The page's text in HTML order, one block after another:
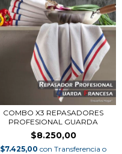
COMBO X3 REPASADORES
PROFESIONAL GUARDA
$8.250,00
$7.425,00 con Transferencia o